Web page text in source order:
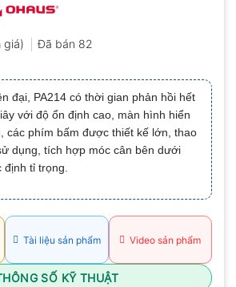
giá) Đã bán 82
đại, PA214 có thời gian phản hồi hết
với độ ổn định cao, màn hình hiển
các phím bấm được thiết kế lớn, thao
dụng, tích hợp móc cân bên dưới
tỉ trọng.
Tài liệu sản phẩm Video sản phẩm
SỐ KỸ THUẬT